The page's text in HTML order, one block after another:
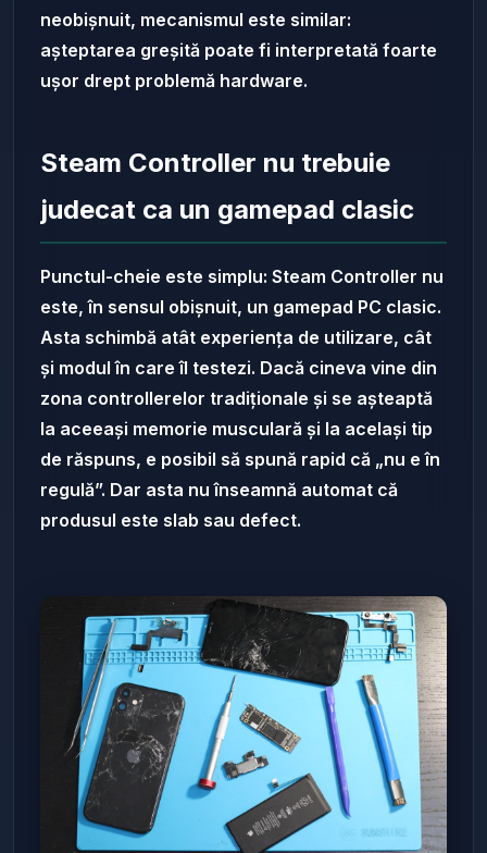
neobișnuit, mecanismul este similar:
așteptarea greșită poate fi interpretată foarte
ușor drept problemă hardware.
Steam Controller nu trebuie
judecat ca un gamepad clasic
Punctul-cheie este simplu: Steam Controller nu
este, în sensul obișnuit, un gamepad PC clasic.
Asta schimbă atât experiența de utilizare, cât
și modul în care îl testezi. Dacă cineva vine din
zona controllerelor tradiționale și se așteaptă
la aceeași memorie musculară și la același tip
de răspuns, e posibil să spună rapid că „nu e în
regulă”. Dar asta nu înseamnă automat că
produsul este slab sau defect.